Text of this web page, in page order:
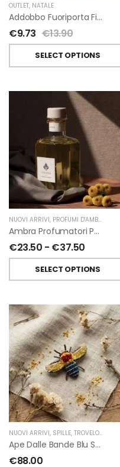
OUTLET, NATALE
Addobbo Fuoriporta Fiocco In Velluto Rosso O In Tartan
€9.73 €13.90
SELECT OPTIONS
NUOVI ARRIVI, PROFUMI D'AMBIENTE
Ambra Profumatori Per Ambiente A Bastoncini Di Chiara Firenze
€23.50 - €37.50
SELECT OPTIONS
NUOVI ARRIVI, SPILLE, TROVELORE
Ape Dalle Bande Blu Spilla Decorata A Mano Di Trovelore
€88.00